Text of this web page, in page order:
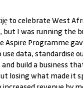
to celebrate West
but I was running the
Aspire Programme
use data, standardise
build a business
losing what made it